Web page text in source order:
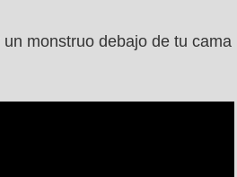
monstruo debajo de tu cama